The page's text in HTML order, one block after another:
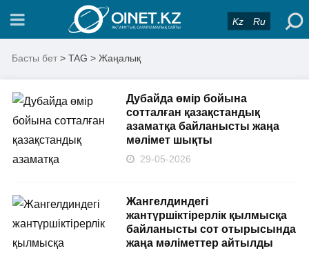
Kz Ru
Басты бет > TAG > Жаңалық
Дубайда өмір бойына
сотталған қазақстандық
азаматқа байланысты жаңа
мәлімет шықты
29-05-2026
Жангелдиндегі
жантүршіктірерлік қылмысқа
байланысты сот отырысында
жаңа мәліметтер айтылды